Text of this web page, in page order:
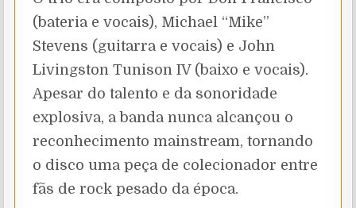
(bateria e vocais), Michael “Mike”
Stevens (guitarra e vocais) e John
Livingston Tunison IV (baixo e vocais).
Apesar do talento e da sonoridade
explosiva, a banda nunca alcançou o
reconhecimento mainstream, tornando
o disco uma peça de colecionador entre
fãs de rock pesado da época.